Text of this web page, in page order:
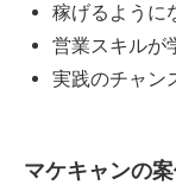
稼げるように
営業スキルが
実践のチャン
マケキャンの